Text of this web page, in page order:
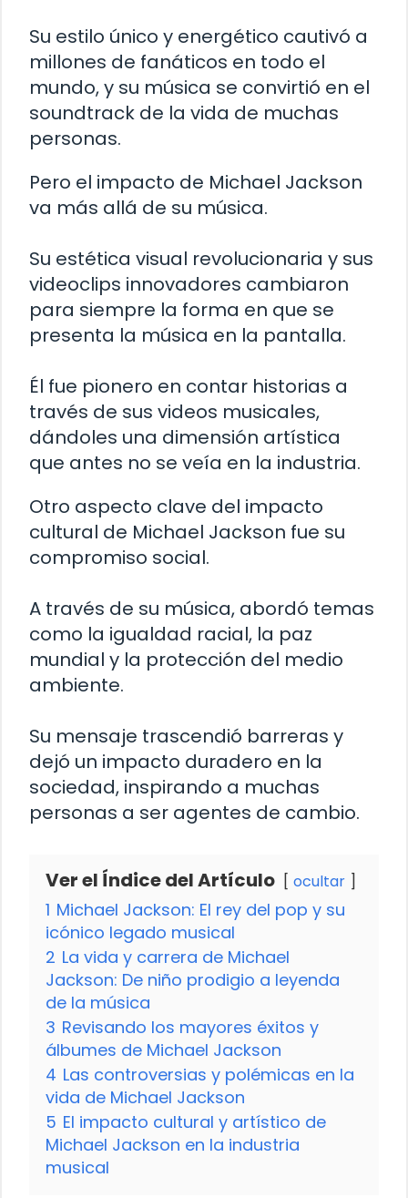
Su estilo único y energético cautivó a
millones de fanáticos en todo el
mundo, y su música se convirtió en el
soundtrack de la vida de muchas
personas.
Pero el impacto de Michael Jackson
va más allá de su música.
Su estética visual revolucionaria y sus
videoclips innovadores cambiaron
para siempre la forma en que se
presenta la música en la pantalla.
Él fue pionero en contar historias a
través de sus videos musicales,
dándoles una dimensión artística
que antes no se veía en la industria.
Otro aspecto clave del impacto
cultural de Michael Jackson fue su
compromiso social.
A través de su música, abordó temas
como la igualdad racial, la paz
mundial y la protección del medio
ambiente.
Su mensaje trascendió barreras y
dejó un impacto duradero en la
sociedad, inspirando a muchas
personas a ser agentes de cambio.
Ver el Índice del Artículo ocultar
1 Michael Jackson: El rey del pop y su
icónico legado musical
2 La vida y carrera de Michael
Jackson: De niño prodigio a leyenda
de la música
3 Revisando los mayores éxitos y
álbumes de Michael Jackson
4 Las controversias y polémicas en la
vida de Michael Jackson
5 El impacto cultural y artístico de
Michael Jackson en la industria
musical